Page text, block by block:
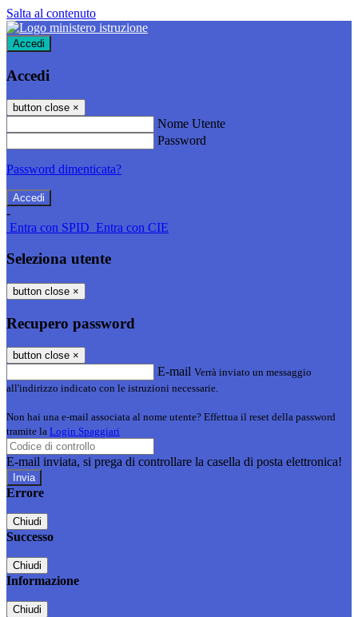
Salta al contenuto
Accedi
Accedi
button close ×
Nome Utente
Password
Password dimenticata?
-
Entra con SPID Entra con CIE
Seleziona utente
button close ×
Recupero password
button close ×
E-mail Verrà inviato un messaggio
all'indirizzo indicato con le istruzioni necessarie.
Non hai una e-mail associata al nome utente? Effettua il reset della password
tramite la Login Spaggiari
E-mail inviata, si prega di controllare la casella di posta elettronica!
Errore
Chiudi
Successo
Chiudi
Informazione
Chiudi